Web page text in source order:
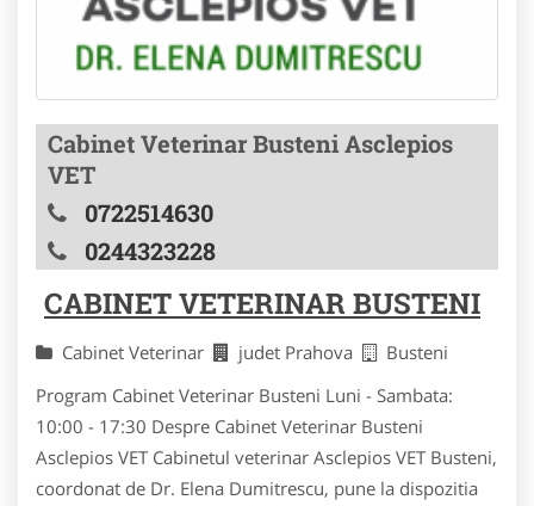
Cabinet Veterinar Busteni Asclepios
VET
0722514630
0244323228
CABINET VETERINAR BUSTENI
Cabinet Veterinar judet Prahova
Busteni
Program Cabinet Veterinar Busteni Luni - Sambata:
10:00 - 17:30 Despre Cabinet Veterinar Busteni
Asclepios VET Cabinetul veterinar Asclepios VET Busteni,
coordonat de Dr. Elena Dumitrescu, pune la dispozitia